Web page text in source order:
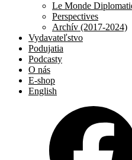
Le Monde
Perspectives
Archív (2017-2024)
Vydavateľstvo
Podujatia
Podcasty
O nás
E-shop
English